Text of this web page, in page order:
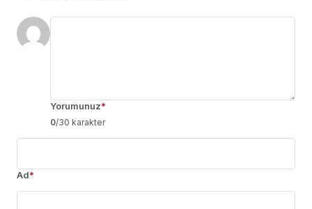
Yorumunuz*
0/30 karakter
Ad*